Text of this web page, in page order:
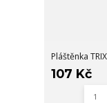
Pláštěnka
107 Kč